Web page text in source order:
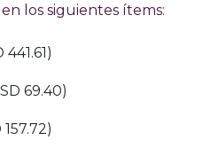
los siguientes ítems:
69.40)